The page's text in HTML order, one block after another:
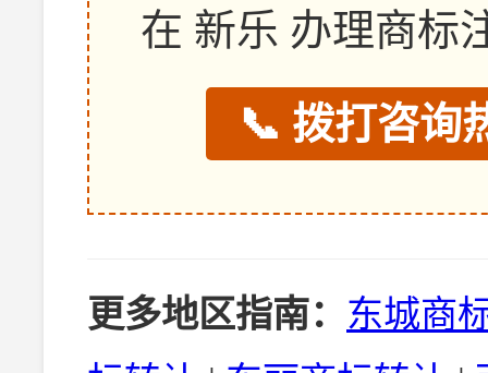
在 新乐 办理商标
📞 拨打咨询
更多地区指南： 东城商